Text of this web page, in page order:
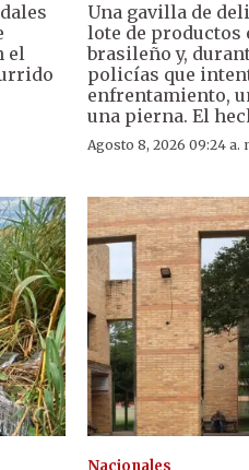
el
Una gavilla de
lote de productos
brasileño y,
policías que
enfrentamiento,
una pierna. El
Agosto 8, 2026 09:24 a.
Nacionales